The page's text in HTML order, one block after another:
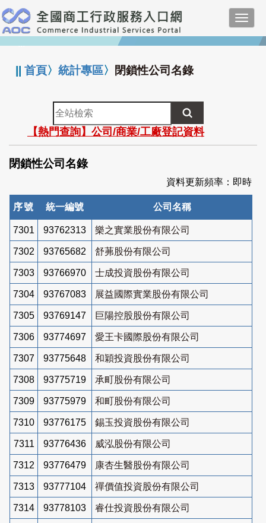
跳
到
主
要
:::
||首頁〉統計專區〉 閉鎖性公司名錄
全
站
檢
索
【熱門查詢】公司/商業/工廠登記資料
閉鎖性公司名錄
資料更新頻率：即時
序號 統一編號 公司名稱
7301 93762313 樂之實業股份有限公司
7302 93765682 舒茀股份有限公司
7303 93766970 士成投資股份有限公司
7304 93767083 展益國際實業股份有限公司
7305 93769147 巨陽控股股份有限公司
7306 93774697 愛王卡國際股份有限公司
7307 93775648 和穎投資股份有限公司
7308 93775719 承町股份有限公司
7309 93775979 和町股份有限公司
7310 93776175 錫玉投資股份有限公司
7311 93776436 威泓股份有限公司
7312 93776479 康杏生醫股份有限公司
7313 93777104 禪價值投資股份有限公司
7314 93778103 睿仕投資股份有限公司